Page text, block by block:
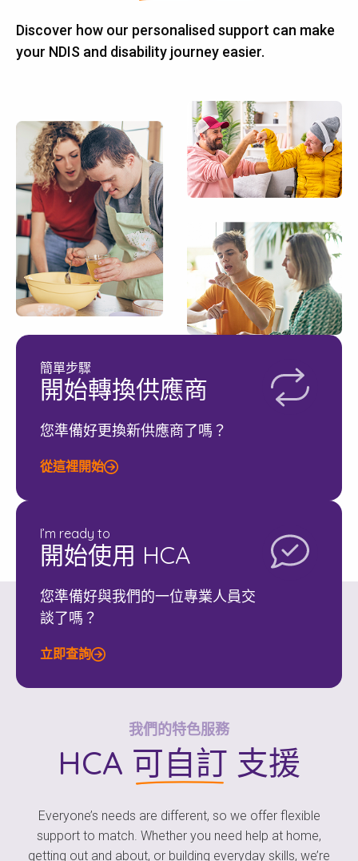
Discover how our personalised support can make
your NDIS and disability journey easier.
簡單步驟
開始轉換供應商
您準備好更換新供應商了嗎？
從這裡開始
I’m ready to
開始使用 HCA
您準備好與我們的一位專業人員交
談了嗎？
立即查詢
我們的特色服務
HCA 可自訂 支援
Everyone’s needs are different, so we offer flexible
support to match. Whether you need help at home,
getting out and about, or building everyday skills, we’re